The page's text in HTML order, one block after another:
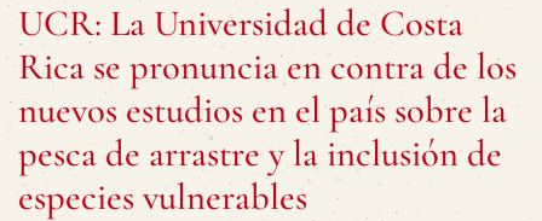
UCR: La Universidad de Costa
Rica se pronuncia en contra de los
nuevos estudios en el país sobre la
pesca de arrastre y la inclusión de
especies vulnerables